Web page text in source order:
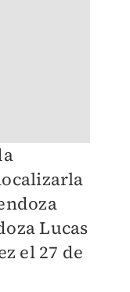
Lucas
el 27 de